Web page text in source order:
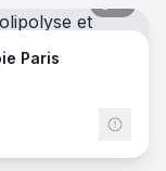
Paris
15